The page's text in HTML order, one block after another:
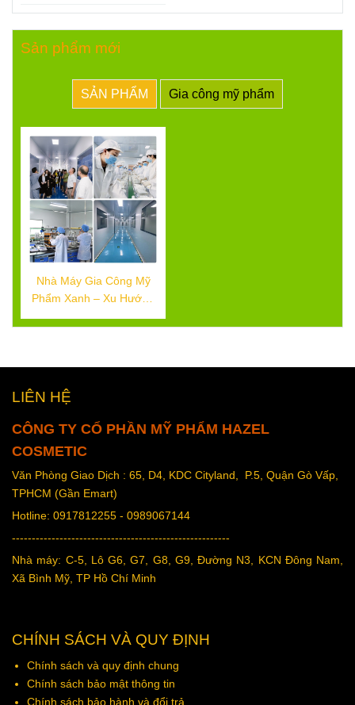
Sản phẩm mới
SẢN PHẨM Gia công mỹ phẩm
Nhà Máy Gia Công Mỹ
Phẩm Xanh – Xu Hướng
LIÊN HỆ
CÔNG TY CỔ PHẦN MỸ PHẨM HAZEL
COSMETIC
Văn Phòng Giao Dịch : 65, D4, KDC Cityland, P.5, Quận Gò Vấp,
TPHCM (Gần Emart)
Hotline: 0917812255 - 0989067144
-------------------------------------------------------
Nhà máy: C-5, Lô G6, G7, G8, G9, Đường N3, KCN Đông Nam,
Xã Bình Mỹ, TP Hồ Chí Minh
CHÍNH SÁCH VÀ QUY ĐỊNH
Chính sách và quy định chung
Chính sách bảo mật thông tin
Chính sách bảo hành và đổi trả